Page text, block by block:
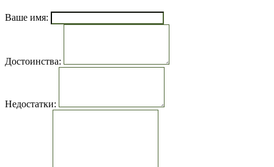
Ваше имя:
Достоинства:
Недостатки: